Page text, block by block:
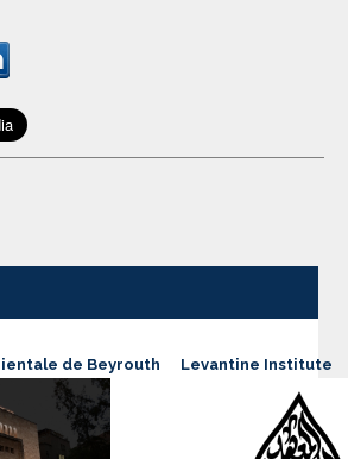
de Beyrouth Levantine Institute